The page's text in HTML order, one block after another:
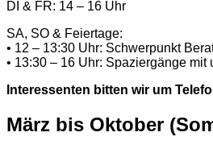
DI & FR: 14 – 16 Uhr
SA, SO & Feiertage:
• 12 – 13:30 Uhr: Schwerpunkt
• 13:30 – 16 Uhr: Spaziergänge mit
Interessenten bitten wir um
März bis Oktober